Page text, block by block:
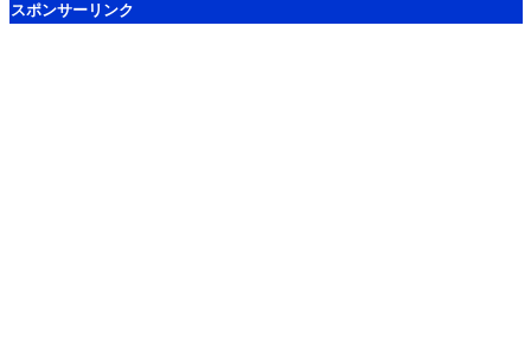
スポンサーリンク